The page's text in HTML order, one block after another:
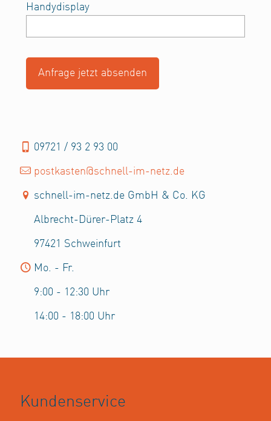
Handydisplay
09721 / 93 2 93 00
postkasten@schnell-im-netz.de
schnell-im-netz.de GmbH & Co. KG
Albrecht-Dürer-Platz 4
97421 Schweinfurt
Mo. - Fr.
9:00 - 12:30 Uhr
14:00 - 18:00 Uhr
Kundenservice